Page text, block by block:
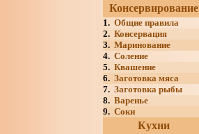
Консервирование
1. Общие правила
2. Консервация
3. Маринование
4. Соление
5. Квашение
6. Заготовка мяса
7. Заготовка рыбы
8. Варенье
9. Соки
Кухни